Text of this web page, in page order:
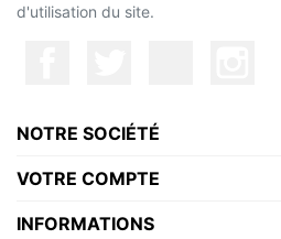
d'utilisation du site.
NOTRE SOCIÉTÉ
VOTRE COMPTE
INFORMATIONS